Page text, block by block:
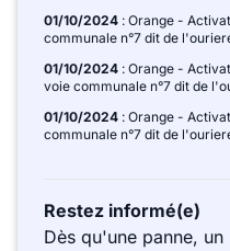
01/10/2024 : Orange -
communale n°7 dit de
01/10/2024 : Orange -
voie communale n°7 dit de
01/10/2024 : Orange -
communale n°7 dit de
Restez informé(e)
Dès qu'une panne,